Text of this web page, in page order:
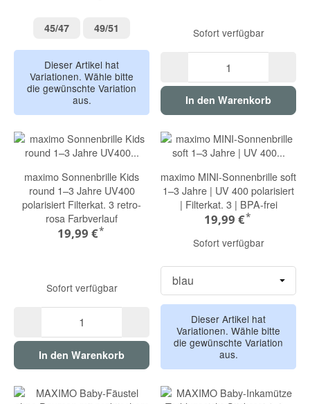
45/4745/47 49/51
Dieser Artikel hat
Variationen. Wähle bitte
die gewünschte Variation
aus.
Sofort verfügbar
In den Warenkorb
maximo Sonnenbrille Kids
round 1–3 Jahre UV400
polarisiert Filterkat. 3 retro-
rosa Farbverlauf
19,99 €*
Sofort verfügbar
In den Warenkorb
maximo MINI-Sonnenbrille soft
1–3 Jahre | UV 400 polarisiert
| Filterkat. 3 | BPA-frei
19,99 €*
Sofort verfügbar
Dieser Artikel hat
Variationen. Wähle bitte
die gewünschte Variation
aus.